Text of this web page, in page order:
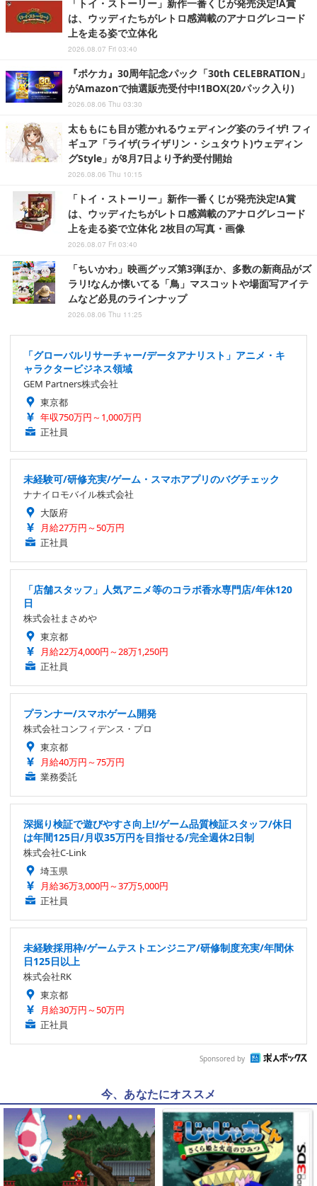
「トイ・ストーリー」新作一番くじが発売決定!A賞
は、ウッディたちがレトロ感満載のアナログレコード
上を走る姿で立体化
2026.08.07 Fri 03:40
『ポケカ』30周年記念パック「30th CELEBRATION」
がAmazonで抽選販売受付中!1BOX(20パック入り)
2026.08.06 Thu 03:30
太ももにも目が惹かれるウェディング姿のライザ! フィ
ギュア「ライザ(ライザリン・シュタウト)ウェディン
グStyle」が8月7日より予約受付開始
2026.08.06 Thu 10:15
「トイ・ストーリー」新作一番くじが発売決定!A賞
は、ウッディたちがレトロ感満載のアナログレコード
上を走る姿で立体化 2枚目の写真・画像
2026.08.07 Fri 03:40
「ちいかわ」映画グッズ第3弾ほか、多数の新商品がズ
ラリ!なんか懐いてる「鳥」マスコットや場面写アイテ
ムなど必見のラインナップ
2026.08.06 Thu 11:25
「グローバルリサーチャー/データアナリスト」アニメ・キ
ャラクタービジネス領域
GEM Partners株式会社
東京都
年収750万円～1,000万円
正社員
未経験可/研修充実/ゲーム・スマホアプリのバグチェック
ナナイロモバイル株式会社
大阪府
月給27万円～50万円
正社員
「店舗スタッフ」人気アニメ等のコラボ香水専門店/年休120
日
株式会社まさめや
東京都
月給22万4,000円～28万1,250円
正社員
プランナー/スマホゲーム開発
株式会社コンフィデンス・プロ
東京都
月給40万円～75万円
業務委託
深掘り検証で遊びやすさ向上!/ゲーム品質検証スタッフ/休日
は年間125日/月収35万円を目指せる/完全週休2日制
株式会社C-Link
埼玉県
月給36万3,000円～37万5,000円
正社員
未経験採用枠/ゲームテストエンジニア/研修制度充実/年間休
日125日以上
株式会社RK
東京都
月給30万円～50万円
正社員
Sponsored by
今、あなたにオススメ